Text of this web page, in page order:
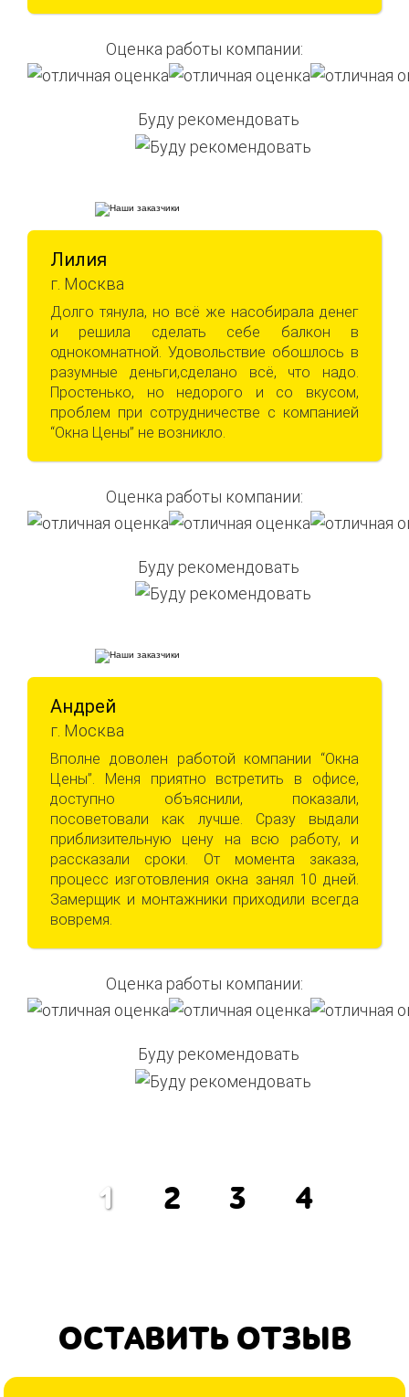
Оценка работы компании:
Буду рекомендовать
Лилия
г. Москва
Долго тянула, но всё же насобирала денег
и решила сделать себе балкон в
однокомнатной. Удовольствие обошлось в
разумные деньги,сделано всё, что надо.
Простенько, но недорого и со вкусом,
проблем при сотрудничестве с компанией
“Окна Цены” не возникло.
Оценка работы компании:
Буду рекомендовать
Андрей
г. Москва
Вполне доволен работой компании “Окна
Цены”. Меня приятно встретить в офисе,
доступно объяснили, показали,
посоветовали как лучше. Сразу выдали
приблизительную цену на всю работу, и
рассказали сроки. От момента заказа,
процесс изготовления окна занял 10 дней.
Замерщик и монтажники приходили всегда
вовремя.
Оценка работы компании:
Буду рекомендовать
1 2 3 4
ОСТАВИТЬ ОТЗЫВ